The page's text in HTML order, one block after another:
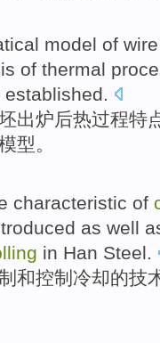
model of wire
of thermal
established.
出炉后热过程特
型。
characteristic of
as well
in Han Steel.
和控制 冷却的技